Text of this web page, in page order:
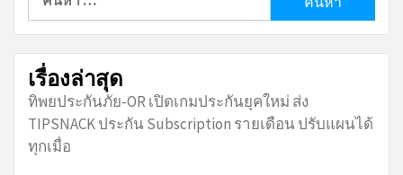
สำหรับ:
เรื่องล่าสุด
ทิพยประกันภัย-OR เปิดเกมประกันยุคใหม่ ส่ง
TIPSNACK ประกัน Subscription รายเดือน ปรับแผนได้
ทุกเมื่อ